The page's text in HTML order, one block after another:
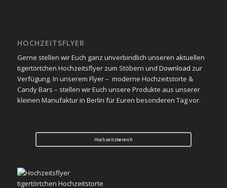
HOCHZEITSFLYER
Gerne stellen wir Euch ganz unverbindlich unseren aktuellen
tigertörtchen Hochzeitsflyer zum Stöbern und Download zur
Verfügung. In unserem Flyer – moderne Hochzeitstorte &
Candy Bars – stellen wir Euch unsere Produkte aus unserer
kleinen Manufaktur in Berlin für Euren besonderen Tag vor.
Hochzeitsbereich